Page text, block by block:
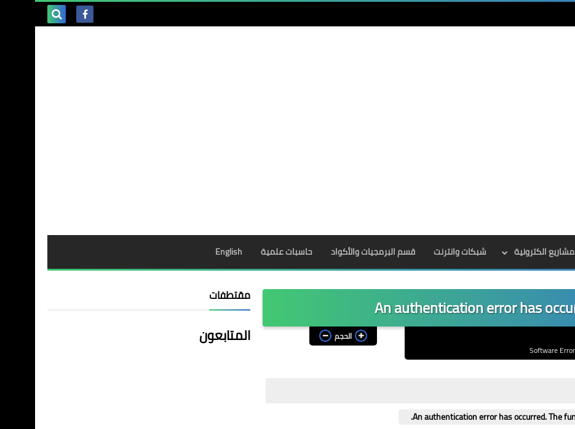
مشاريع الكترونية شبكات وانترنت قسم البرمجيات والأكواد حاسبات علمية English
الحجم
مقتطفات
المتابعون